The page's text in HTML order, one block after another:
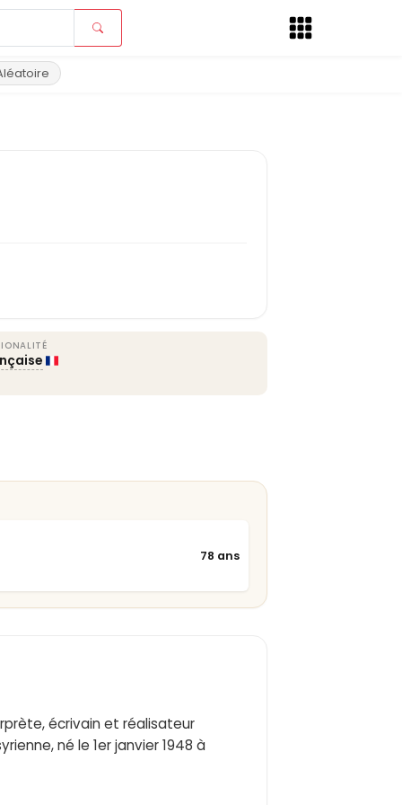
78 ans
écrivain et réalisateur
né le 1er janvier 1948 à